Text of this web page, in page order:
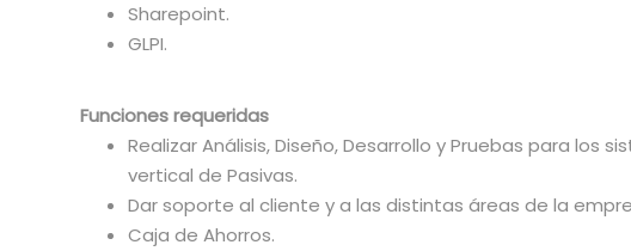
Sharepoint.
GLPI.
Funciones requeridas
Realizar Análisis, Diseño, Desarrollo y Pruebas para los
vertical de Pasivas.
Dar soporte al cliente y a las distintas áreas de la
Caja de Ahorros.